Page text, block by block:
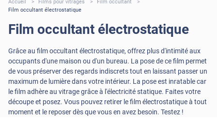
Accueil Films pour vitrages
Film occultant
Film occultant électrostatique
Film occultant électrostatique
Grâce au film occultant électrostatique, offrez plus d'intimité aux
occupants d'une maison ou d'un bureau. La pose de ce film permet
de vous préserver des regards indiscrets tout en laissant passer un
maximum de lumière dans votre intérieur. La pose est inratable car
le film adhère au vitrage grâce à l'électricité statique. Faites votre
découpe et posez. Vous pouvez retirer le film électrostatique à tout
moment et le reposer dès que vous en avez besoin. Testez !